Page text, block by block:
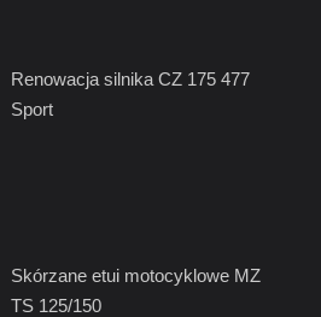
Renowacja silnika CZ 175 477
Sport
Skórzane etui motocyklowe MZ
TS 125/150